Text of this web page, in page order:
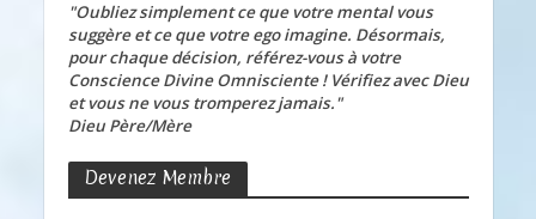
"Oubliez simplement ce que votre mental vous
suggère et ce que votre ego imagine. Désormais,
pour chaque décision, référez-vous à votre
Conscience Divine Omnisciente ! Vérifiez avec Dieu
et vous ne vous tromperez jamais."
Dieu Père/Mère
Devenez Membre